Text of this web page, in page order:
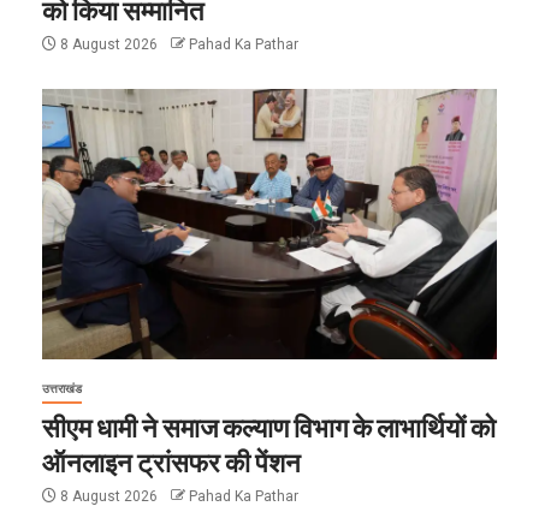
को किया सम्मानित
8 August 2026 Pahad Ka Pathar
उत्तराखंड
सीएम धामी ने समाज कल्याण विभाग के लाभार्थियों को
ऑनलाइन ट्रांसफर की पेंशन
8 August 2026 Pahad Ka Pathar